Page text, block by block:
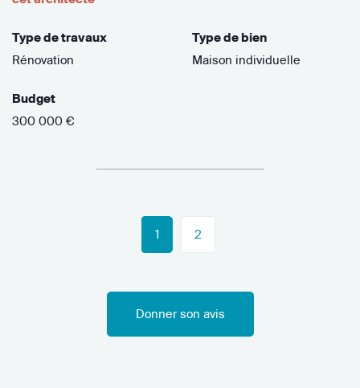
Type de travaux
Rénovation
Type de bien
Maison individuelle
Budget
300 000 €
1 2
Donner son avis